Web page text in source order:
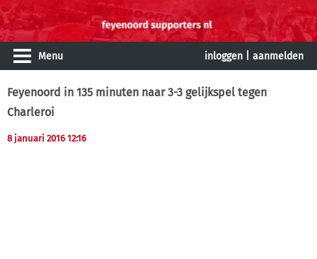
Menu inloggen aanmelden
Feyenoord in 135 minuten naar 3-3 gelijkspel tegen
Charleroi
8 januari 2016 12:16